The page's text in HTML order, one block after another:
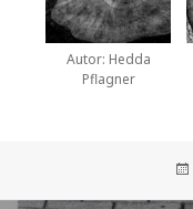
Autor: Hedda
Pflagner